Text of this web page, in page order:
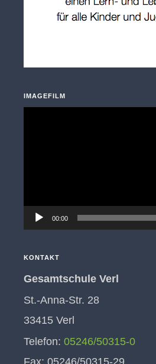
IMAGEFILM
00:00
KONTAKT
Gesamtschule Verl
St.-Anna-Str. 28
33415 Verl
Telefon: 05246/50315-0